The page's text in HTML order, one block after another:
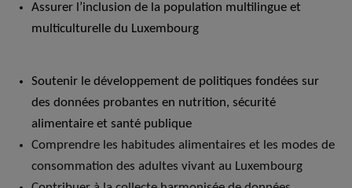
Assurer l’inclusion de la population multilingue et
multiculturelle du Luxembourg
Soutenir le développement de politiques fondées sur
des données probantes en nutrition, sécurité
alimentaire et santé publique
Comprendre les habitudes alimentaires et les modes de
consommation des adultes vivant au Luxembourg